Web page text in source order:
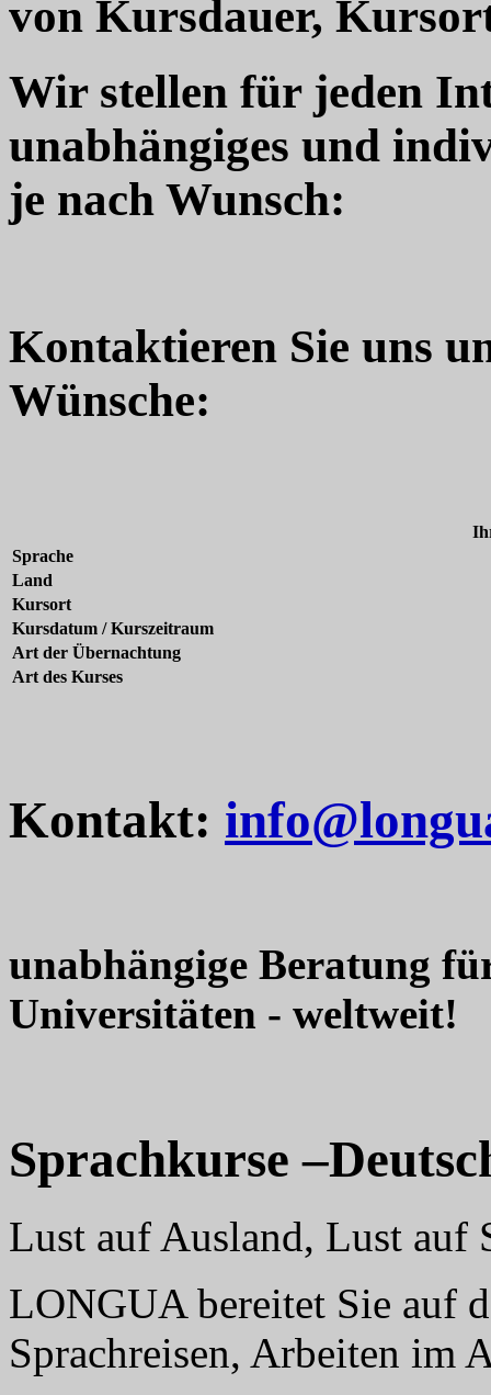
von Kursdauer,
Wir stellen für jeden
unabhängiges und
je nach Wunsch:
Kontaktieren Sie uns
Wünsche:
Sprache
Land
Kursort
Kursdatum / Kurszeitraum
Art der Übernachtung
Art des Kurses
Kontakt:
unabhängige Beratung
Universitäten - weltweit!
Sprachkurse
Lust auf Ausland, Lust auf
LONGUA bereitet Sie auf
Sprachreisen, Arbeiten im